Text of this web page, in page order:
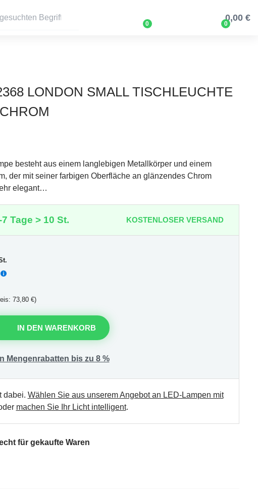
0 0
0,00 €
LONDON SMALL TISCHLEUCHTE
besteht aus einem langlebigen Metallkörper und einem
der mit seiner farbigen Oberfläche an glänzendes Chrom
elegant…
Tage > 10 St. KOSTENLOSER VERSAND
73,80 €)
IN DEN WARENKORB
Mengenrabatten bis zu 8 %
dabei. Wählen Sie aus unserem Angebot an LED-Lampen mit
machen Sie Ihr Licht intelligent.
für gekaufte Waren